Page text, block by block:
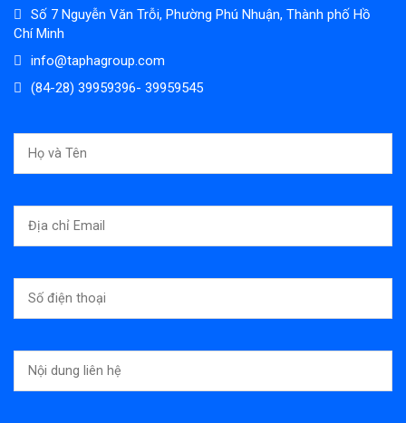
Số 7 Nguyễn Văn Trỗi, Phường Phú Nhuận, Thành phố Hồ
Chí Minh
info@taphagroup.com
(84-28) 39959396- 39959545